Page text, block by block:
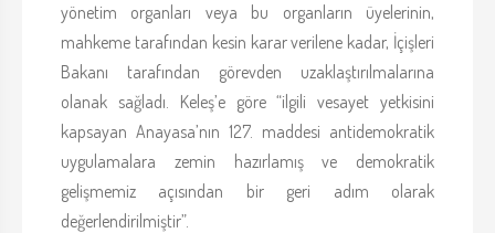
yönetim organları veya bu organların üyelerinin,
mahkeme tarafından kesin karar verilene kadar, İçişleri
Bakanı tarafından görevden uzaklaştırılmalarına
olanak sağladı. Keleş’e göre “ilgili vesayet yetkisini
kapsayan Anayasa’nın 127. maddesi antidemokratik
uygulamalara zemin hazırlamış ve demokratik
gelişmemiz açısından bir geri adım olarak
değerlendirilmiştir”.